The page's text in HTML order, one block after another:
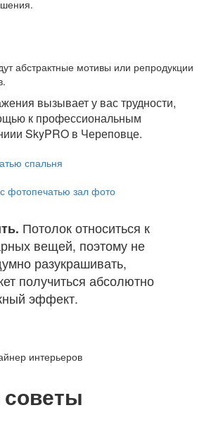
абстрактные мотивы или репродукции
вызывает у вас трудности,
к профессиональным
SkyPRO в Череповце.
Потолок относиться к
вещей, поэтому не
разукрашивать,
получиться абсолютно
эффект.
интерьеров
советы